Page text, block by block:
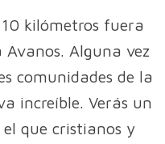
kilómetros fuera
Alguna vez
comunidades de la
increíble. Verás un
que cristianos y